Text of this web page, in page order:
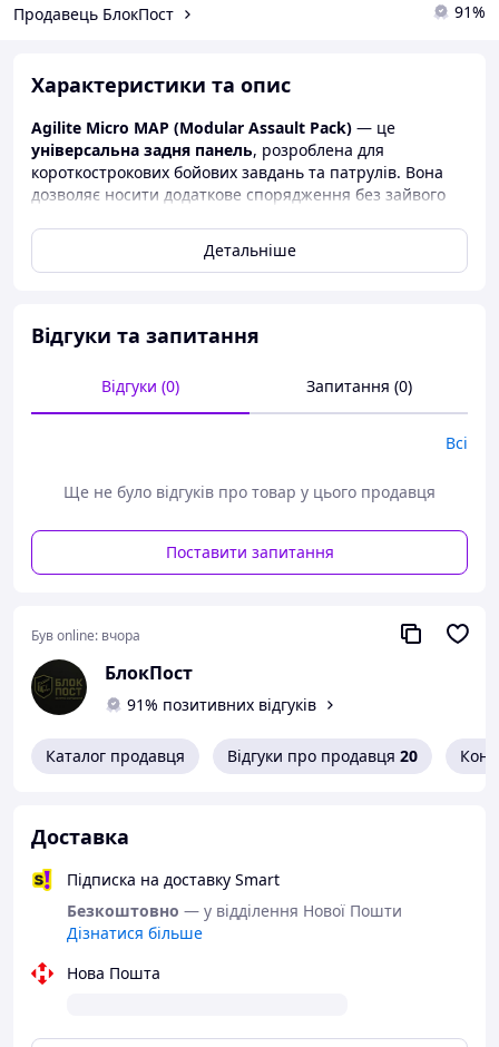
Продавець БлокПост 91%
Характеристики та опис
Agilite Micro MAP (Modular Assault Pack) — це
універсальна задня панель, розроблена для
короткострокових бойових завдань та патрулів. Вона
дозволяє носити додаткове спорядження без зайвого
операцій та в умовах обмеженого простору (транспорт,
Універсальна сумісність:
якої плитоноски
Максимальна місткістьпри мінімальних
Суперміцна конструкція:
призначена для
професійного бойового використання
Мінімалістичний дизайн:не обмежує рухи, не
рейдів, патрулів
airsoft, law enforcement
📦
— Micro MAP панель з MOLLE-інтерфейсом
— Всі кріплення в комплекті
Ціна:8800 грн
🚚 Відправлення в день замовлення | Без передоплат |
Гарантія якості
Детальніше
Відгуки та запитання
Відгуки (0) Запитання (0)
Всі
Ще не було відгуків про товар у цього продавця
Поставити запитання
Був online: вчора
БлокПост
91% позитивних відгуків
Каталог продавця Відгуки про продавця 20
Доставка
Підписка на доставку Smart
Безкоштовно — у відділення Нової Пошти
Дізнатися більше
Нова Пошта